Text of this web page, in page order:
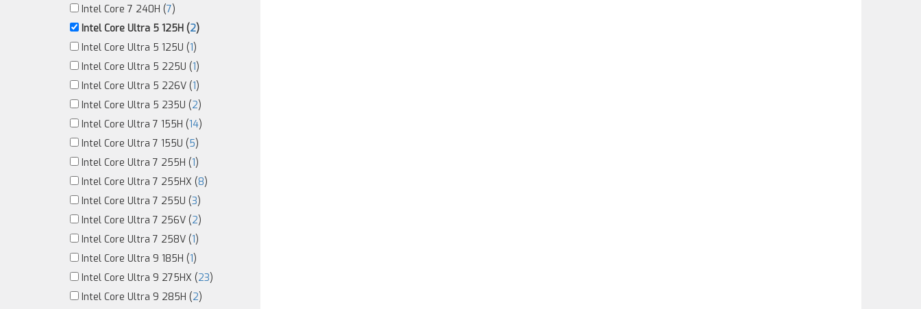
Intel Core 7 240H (7)
Intel Core Ultra 5 125H (2)
Intel Core Ultra 5 125U (1)
Intel Core Ultra 5 225U (1)
Intel Core Ultra 5 226V (1)
Intel Core Ultra 5 235U (2)
Intel Core Ultra 7 155H (14)
Intel Core Ultra 7 155U (5)
Intel Core Ultra 7 255H (1)
Intel Core Ultra 7 255HX (8)
Intel Core Ultra 7 255U (3)
Intel Core Ultra 7 256V (2)
Intel Core Ultra 7 258V (1)
Intel Core Ultra 9 185H (1)
Intel Core Ultra 9 275HX (23)
Intel Core Ultra 9 285H (2)